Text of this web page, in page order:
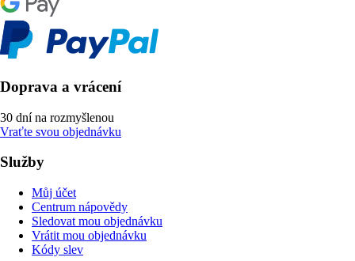
Doprava a vrácení
30 dní na rozmyšlenou
Vraťte svou objednávku
Služby
Můj účet
Centrum nápovědy
Sledovat mou objednávku
Vrátit mou objednávku
Kódy slev